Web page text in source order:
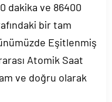
dakika ve 86400
bir tam
Eşitlenmiş
Atomik Saat
ve doğru olarak